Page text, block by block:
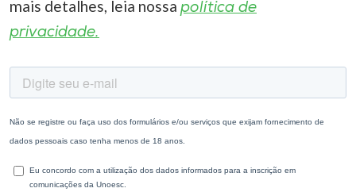
mais detalhes, leia nossa política de
privacidade.